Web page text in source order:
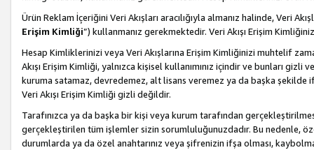
Ürün Reklam İçeriğini Veri Akışları aracılığıyla almanız halinde, Veri
Erişim Kimliği”) kullanmanız gerekmektedir. Veri Akışı Erişim
Hesap Kimliklerinizi veya Veri Akışlarına Erişim Kimliğinizi muhtelif
Akışı Erişim Kimliği, yalnızca kişisel kullanımınız içindir ve bunları
kuruma satamaz, devredemez, alt lisans veremez ya da başka şekilde
Veri Akışı Erişim Kimliği gizli değildir.
Tarafınızca ya da başka bir kişi veya kurum tarafından
gerçekleştirilen tüm işlemler sizin sorumluluğunuzdadır. Bu nedenle,
durumlarda ya da özel anahtarınız veya şifrenizin ifşa olması,